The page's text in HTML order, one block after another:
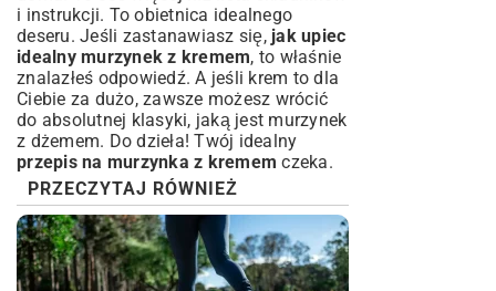
i instrukcji. To obietnica idealnego
deseru. Jeśli zastanawiasz się, jak upiec
idealny murzynek z kremem, to właśnie
znalazłeś odpowiedź. A jeśli krem to dla
Ciebie za dużo, zawsze możesz wrócić
do absolutnej klasyki, jaką jest murzynek
z dżemem. Do dzieła! Twój idealny
przepis na murzynka z kremem czeka.
PRZECZYTAJ RÓWNIEŻ